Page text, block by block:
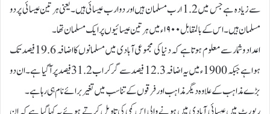
سے زیادہ ہے جس میں 1.2 ارب مسلمان ہیں اور دو ارب عیسائی ہیں۔ یعنی ہر تین عیسائی پر دو
مسلمان ہیں۔ اس کے بالمقابل ۱۹۰۰ء میں ہر تین عیسائیوں پر ایک مسلمان تھا۔
اعداد و شمار سے معلوم ہوتا ہے کہ دنیا کی مجموعی آبادی میں مسلمانوں کا اضافہ 19.6 فیصد تک
ہوا ہے جبکہ 1900ء میں یہ اضافہ 12.3 فیصد سے گر کر اب 31.2 فیصد پر آگیا ہے۔ ان دو
بڑے مذاہب کے علاوہ دیگر مذاہب اور فرقوں کے تناسب میں تغیر برائے نام ہی رہا ہے۔